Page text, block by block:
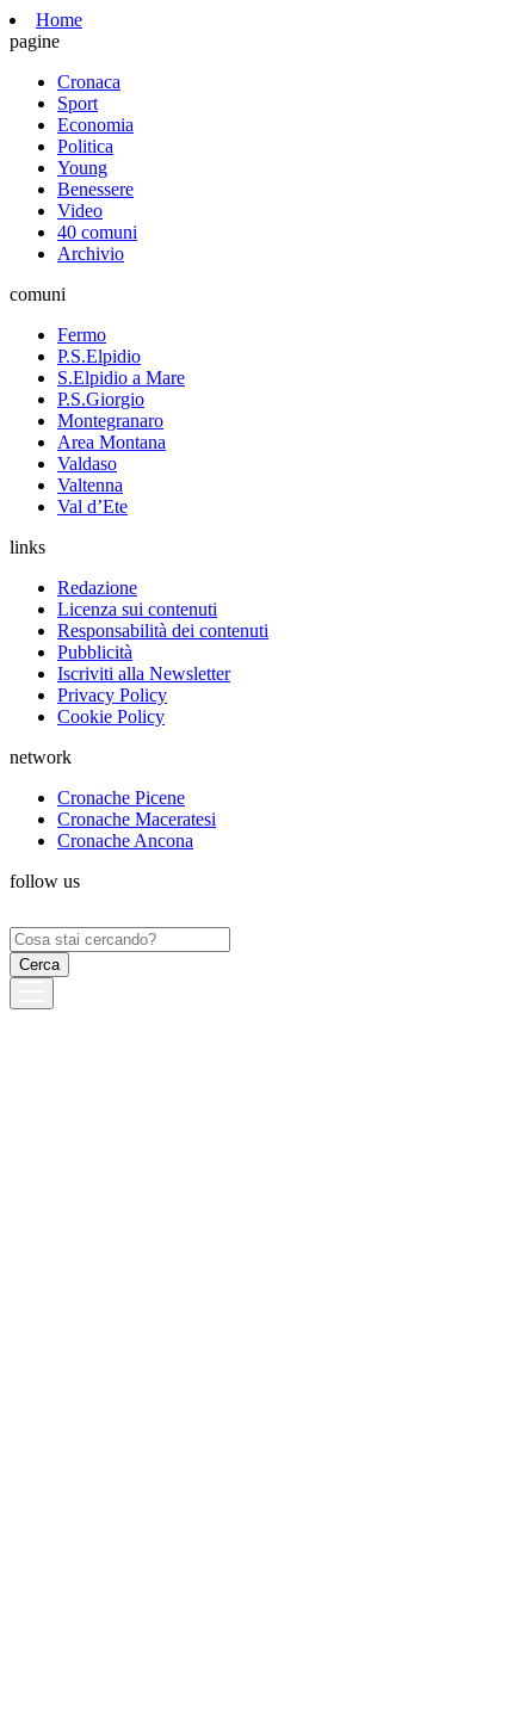
Home
pagine
Cronaca
Sport
Economia
Politica
Young
Benessere
Video
40 comuni
Archivio
comuni
Fermo
P.S.Elpidio
S.Elpidio a Mare
P.S.Giorgio
Montegranaro
Area Montana
Valdaso
Valtenna
Val d’Ete
links
Redazione
Licenza sui contenuti
Responsabilità dei contenuti
Pubblicità
Iscriviti alla Newsletter
Privacy Policy
Cookie Policy
network
Cronache Picene
Cronache Maceratesi
Cronache Ancona
follow us
Ricerca
per: